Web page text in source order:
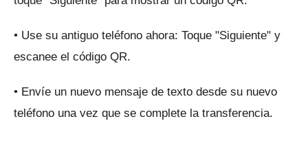
• Use su antiguo teléfono ahora: Toque "Siguiente" y
escanee el código QR.
• Envíe un nuevo mensaje de texto desde su nuevo
teléfono una vez que se complete la transferencia.